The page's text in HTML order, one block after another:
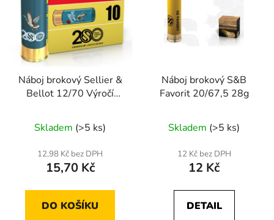
Náboj brokový Sellier &
Bellot 12/70 Výročí
Skladem (>5 ks)
12,98 Kč bez DPH
15,70 Kč
DO KOŠÍKU
Náboj brokový S&B
Favorit 20/67,5 28g
Skladem (>5 ks)
12 Kč bez DPH
12 Kč
DETAIL